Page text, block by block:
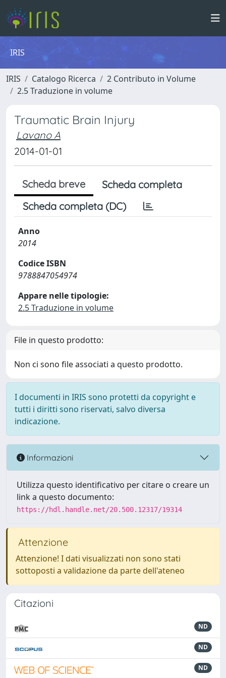
IRIS
IRIS Catalogo Ricerca
2 Contributo in Volume
2.5 Traduzione in volume
Traumatic Brain Injury
Lavano A
2014-01-01
Scheda breve
Scheda completa
Scheda completa (DC)
Anno
2014
Codice ISBN
9788847054974
Appare nelle tipologie:
2.5 Traduzione in volume
File in questo prodotto:
Non ci sono file associati a questo prodotto.
I documenti in IRIS sono protetti da copyright e
tutti i diritti sono riservati, salvo diversa
indicazione.
Informazioni
Utilizza questo identificativo per citare o creare un
link a questo documento:
https://hdl.handle.net/20.500.12317/19314
Attenzione
Attenzione! I dati visualizzati non sono stati
sottoposti a validazione da parte dell'ateneo
Citazioni
ND
ND
ND